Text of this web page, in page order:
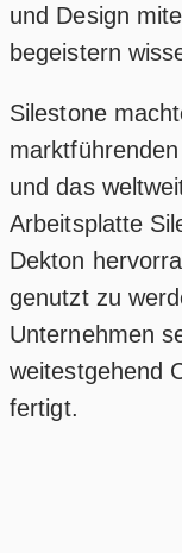
und Design
begeistern
Silestone
und das
Arbeitsplatte
Dekton
genutzt zu
Unternehmen
weitestgehend
fertigt.